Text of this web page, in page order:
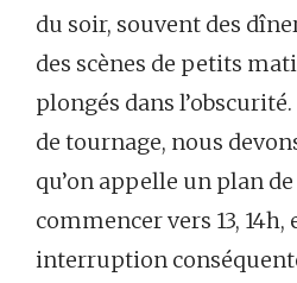
du soir, souvent des
des scènes de petits
plongés dans
de tournage, nous
qu’on appelle un plan
commencer vers 13,
interruption